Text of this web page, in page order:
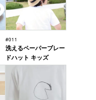
#011
洗えるペーパーブレー
ドハット キッズ